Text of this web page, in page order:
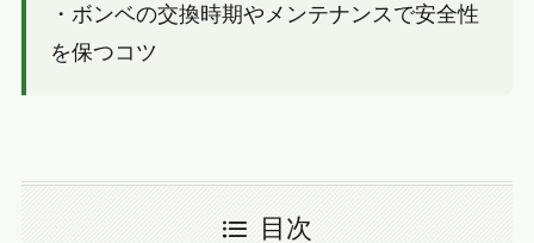
・ボンベの交換時期やメンテナンスで安全性
を保つコツ
目次